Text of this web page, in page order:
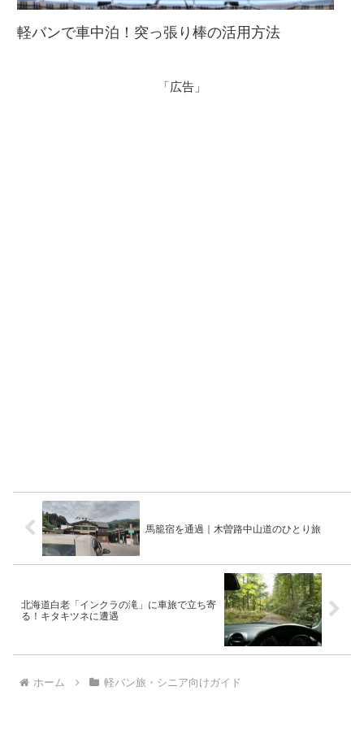
軽バンで車中泊！突っ張り棒の活用方法
「広告」
馬籠宿を通過｜木曽路中山道のひとり旅
北海道白老「インクラの滝」に車旅で立ち寄
る！キタキツネに遭遇
ホーム 軽バン旅・シニア向けガイド